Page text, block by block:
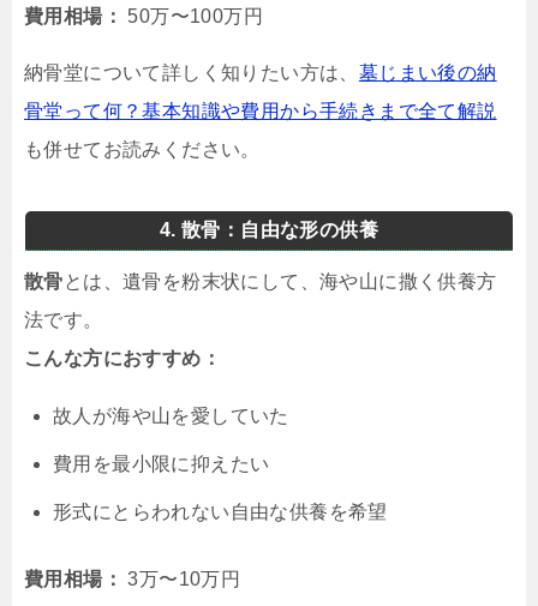
費用相場： 50万〜100万円
納骨堂について詳しく知りたい方は、 墓じまい後の納
骨堂って何？基本知識や費用から手続きまで全て解説
も併せてお読みください。
4. 散骨：自由な形の供養
散骨とは、遺骨を粉末状にして、海や山に撒く供養方
法です。
こんな方におすすめ：
故人が海や山を愛していた
費用を最小限に抑えたい
形式にとらわれない自由な供養を希望
費用相場： 3万〜10万円